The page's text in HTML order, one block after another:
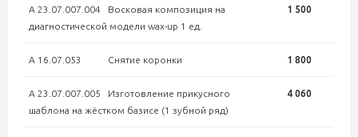
А 23.07.007.004 Восковая композиция на
диагностической модели wax-up 1 ед.
1 500
А 16.07.053 Снятие коронки 1 800
А 23.07.007.005 Изготовление прикусного
шаблона на жёстком базисе (1 зубной ряд)
4 060